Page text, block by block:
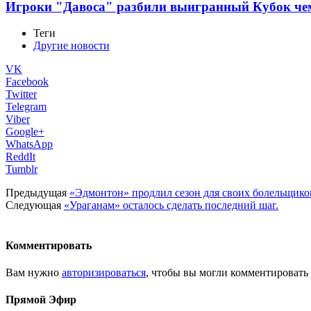
Игроки "Давоса" разбили выигранный Кубок
Теги
Другие новости
VK
Facebook
Twitter
Telegram
Viber
Google+
WhatsApp
ReddIt
Tumblr
Предыдущая «Эдмонтон» продлил сезон для своих
Следующая «Ураганам» осталось сделать последний шаг.
Комментировать
Вам нужно авторизироваться, чтобы вы могли комментировать
Прямой Эфир